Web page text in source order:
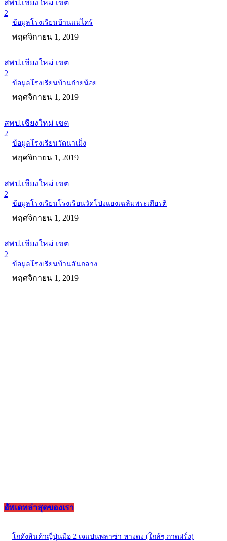
สพป.เชียงใหม่ เขต
2
ข้อมูลโรงเรียนบ้านแม่ไคร้
พฤศจิกายน 1, 2019
สพป.เชียงใหม่ เขต
2
ข้อมูลโรงเรียนบ้านก๋ายน้อย
พฤศจิกายน 1, 2019
สพป.เชียงใหม่ เขต
2
ข้อมูลโรงเรียนวัดนาเม็ง
พฤศจิกายน 1, 2019
สพป.เชียงใหม่ เขต
2
ข้อมูลโรงเรียนโรงเรียนวัดโป่งแยงเฉลิมพระเกียรติ
พฤศจิกายน 1, 2019
สพป.เชียงใหม่ เขต
2
ข้อมูลโรงเรียนบ้านสันกลาง
พฤศจิกายน 1, 2019
อัพเดทล่าสุดของเรา
โกดังสินค้าญี่ปุ่นมือ 2 เจแปนพลาซ่า หางดง (ใกล้ๆ กาดฝรั่ง)